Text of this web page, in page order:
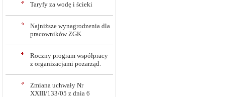
Taryfy za wodę i ścieki
Najniższe wynagrodzenia dla
pracowników ZGK
Roczny program współpracy
z organizacjami pozarząd.
Zmiana uchwały Nr
XXIII/133/05 z dnia 6